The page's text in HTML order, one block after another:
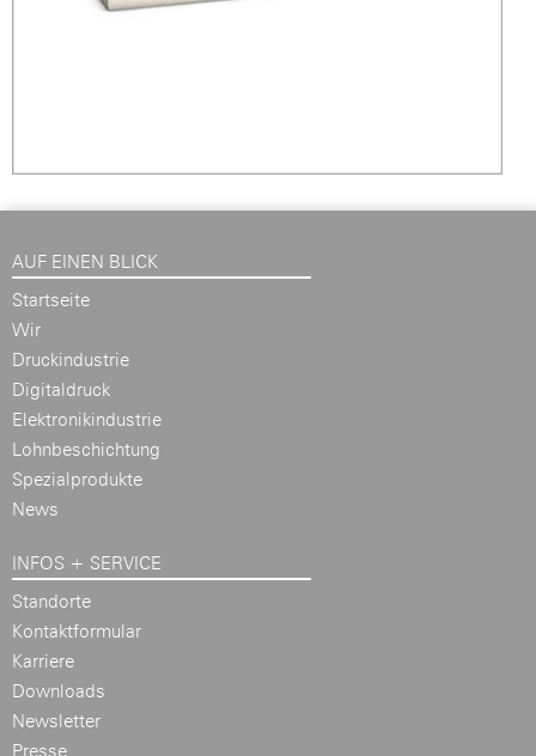
AUF EINEN BLICK
Startseite
Wir
Druckindustrie
Digitaldruck
Elektronikindustrie
Lohnbeschichtung
Spezialprodukte
News
INFOS + SERVICE
Standorte
Kontaktformular
Karriere
Downloads
Newsletter
Presse